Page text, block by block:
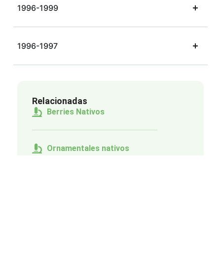
1996-1999
1996-1997
Relacionadas
Berries Nativos
Ornamentales nativos